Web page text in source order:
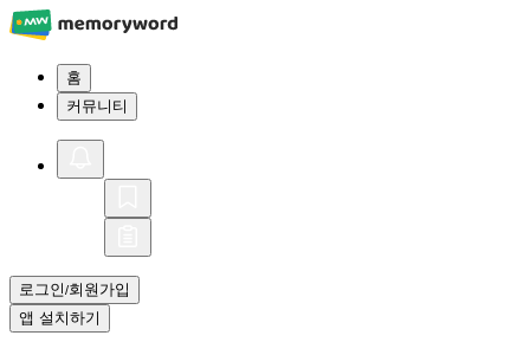
홈
커뮤니티
로그인/회원가입
앱 설치하기